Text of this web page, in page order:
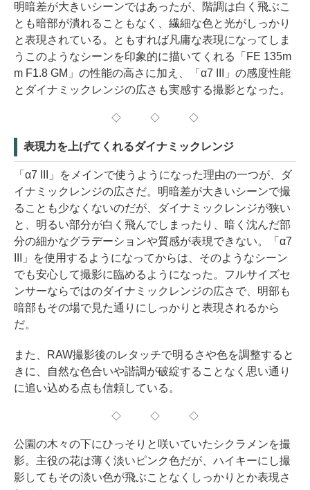
明暗差が大きいシーンではあったが、階調は白く飛ぶこ
とも暗部が潰れることもなく、繊細な色と光がしっかり
と表現されている。ともすれば凡庸な表現になってしま
うこのようなシーンを印象的に描いてくれる「FE 135m
m F1.8 GM」の性能の高さに加え、「α7 III」の感度性能
とダイナミックレンジの広さも実感する撮影となった。
◇ ◇ ◇
表現力を上げてくれるダイナミックレンジ
「α7 III」をメインで使うようになった理由の一つが、ダ
イナミックレンジの広さだ。明暗差が大きいシーンで撮
ることも少なくないのだが、ダイナミックレンジが狭い
と、明るい部分が白く飛んでしまったり、暗く沈んだ部
分の細かなグラデーションや質感が表現できない。「α7
III」を使用するようになってからは、そのようなシーン
でも安心して撮影に臨めるようになった。フルサイズセ
ンサーならではのダイナミックレンジの広さで、明部も
暗部もその場で見た通りにしっかりと表現されるから
だ。
また、RAW撮影後のレタッチで明るさや色を調整すると
きに、自然な色合いや諧調が破綻することなく思い通り
に追い込める点も信頼している。
◇ ◇ ◇
公園の木々の下にひっそりと咲いていたシクラメンを撮
影。主役の花は薄く淡いピンク色だが、ハイキーにし撮
影してもその淡い色が飛ぶことなくしっかりとか表現さ